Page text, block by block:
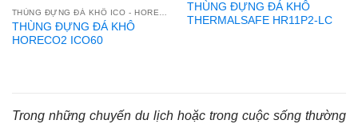
THÙNG ĐỰNG ĐÁ KHÔ ICO - HORECO2
THÙNG ĐỰNG ĐÁ KHÔ
HORECO2 ICO60
THÙNG ĐỰNG ĐÁ KHÔ
THERMALSAFE HR11P2-LC
Trong những chuyến du lịch hoặc trong cuộc sống thường